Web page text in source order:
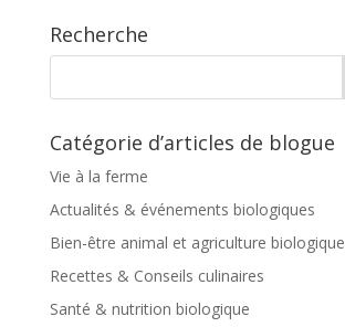
Recherche
Catégorie d’articles de blogue
Vie à la ferme
Actualités & événements biologiques
Bien-être animal et agriculture biologique
Recettes & Conseils culinaires
Santé & nutrition biologique